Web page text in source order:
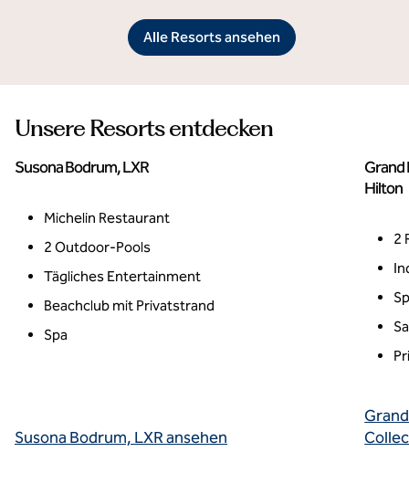
Alle Resorts ansehen
Unsere Resorts entdecken
Susona Bodrum, LXR
Michelin Restaurant
2 Outdoor-Pools
Tägliches Entertainment
Beachclub mit Privatstrand
Spa
Susona Bodrum, LXR ansehen
Grand
Hilton
2